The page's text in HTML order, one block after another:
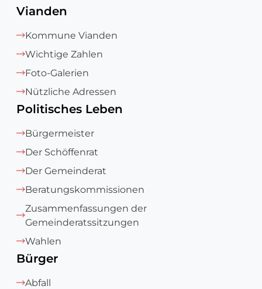
Vianden
Kommune Vianden
Wichtige Zahlen
Foto-Galerien
Nützliche Adressen
Politisches Leben
Bürgermeister
Der Schöffenrat
Der Gemeinderat
Beratungskommissionen
Zusammenfassungen der
Gemeinderatssitzungen
Wahlen
Bürger
Abfall